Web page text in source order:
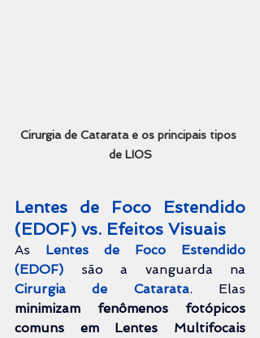
Cirurgia de Catarata e os principais tipos
de LIOS
Lentes de Foco Estendido
(EDOF) vs. Efeitos Visuais
As Lentes de Foco Estendido
(EDOF)
Cirurgia de Catarata
minimizam fenômenos fotópicos
comuns em Lentes Multifocais